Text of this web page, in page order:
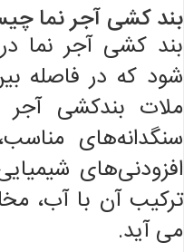
بند کشی آجر نما
بند کشی آجر نما
شود که در فاصله
ملات بندکشی آجر
سنگدانه‌های
افزودنی‌های
ترکیب آن با آب،
می آید.